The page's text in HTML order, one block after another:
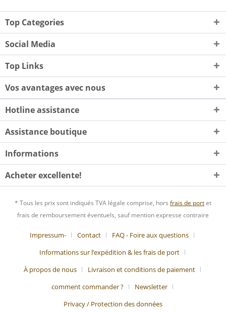
Top Categories
Social Media
Top Links
Vos avantages avec nous
Hotline assistance
Assistance boutique
Informations
Acheter excellente!
* Tous les prix sont indiqués TVA légale comprise, hors frais de portet
frais de remboursement éventuels, sauf mention expresse contraire
Impressum- Contact
FAQ - Foire aux questions
Informations sur l’expédition & les frais de port
À propos de nous
Livraison et conditions de paiement
comment commander ?
Newsletter
Privacy / Protection des données